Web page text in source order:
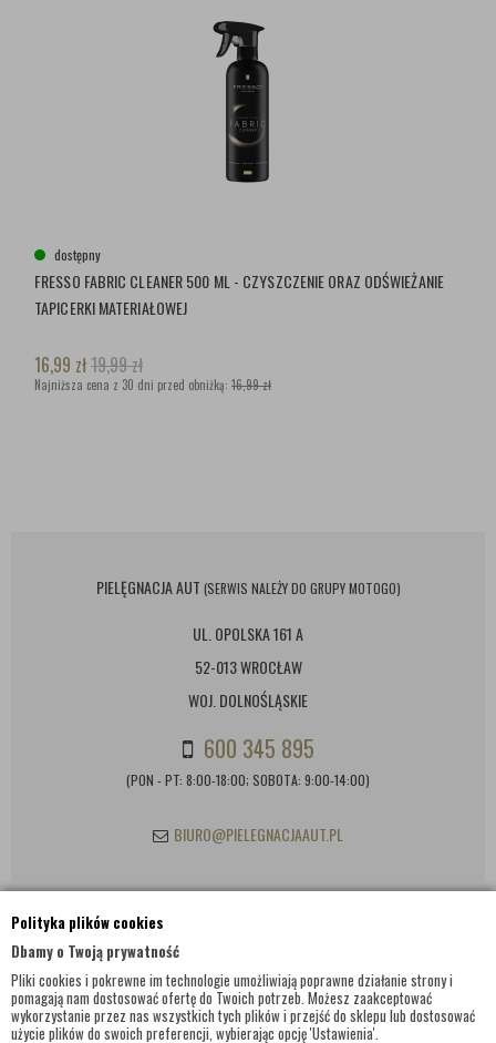
Polityka plików cookies
Dbamy o Twoją prywatność
Pliki cookies i pokrewne im technologie umożliwiają poprawne działanie strony i
pomagają nam dostosować ofertę do Twoich potrzeb. Możesz zaakceptować
wykorzystanie przez nas wszystkich tych plików i przejść do sklepu lub dostosować
użycie plików do swoich preferencji, wybierając opcję 'Ustawienia'.
dostępny
FRESSO FABRIC CLEANER 500 ML - CZYSZCZENIE ORAZ ODŚWIEŻANIE
TAPICERKI MATERIAŁOWEJ
16,99 zł19,99zł
Najniższa cena z 30 dni przed obniżką: 16,99 zł
PIELĘGNACJA AUT (SERWIS NALEŻY DO GRUPY MOTOGO)
UL. OPOLSKA 161 A
52-013 WROCŁAW
WOJ. DOLNOŚLĄSKIE
600 345 895
(PON - PT: 8:00-18:00; SOBOTA: 9:00-14:00)
BIURO@PIELEGNACJAAUT.PL
INFORMACJE KONTAKTOWE